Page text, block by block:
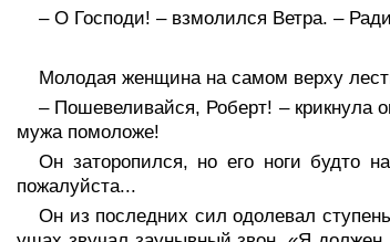
– О Господи! – взмолился Ветра. –
Молодая женщина на самом верху
– Пошевеливайся, Роберт! – крикнула
мужа помоложе!
Он заторопился, но его ноги будто
пожалуйста...
Он из последних сил одолевал